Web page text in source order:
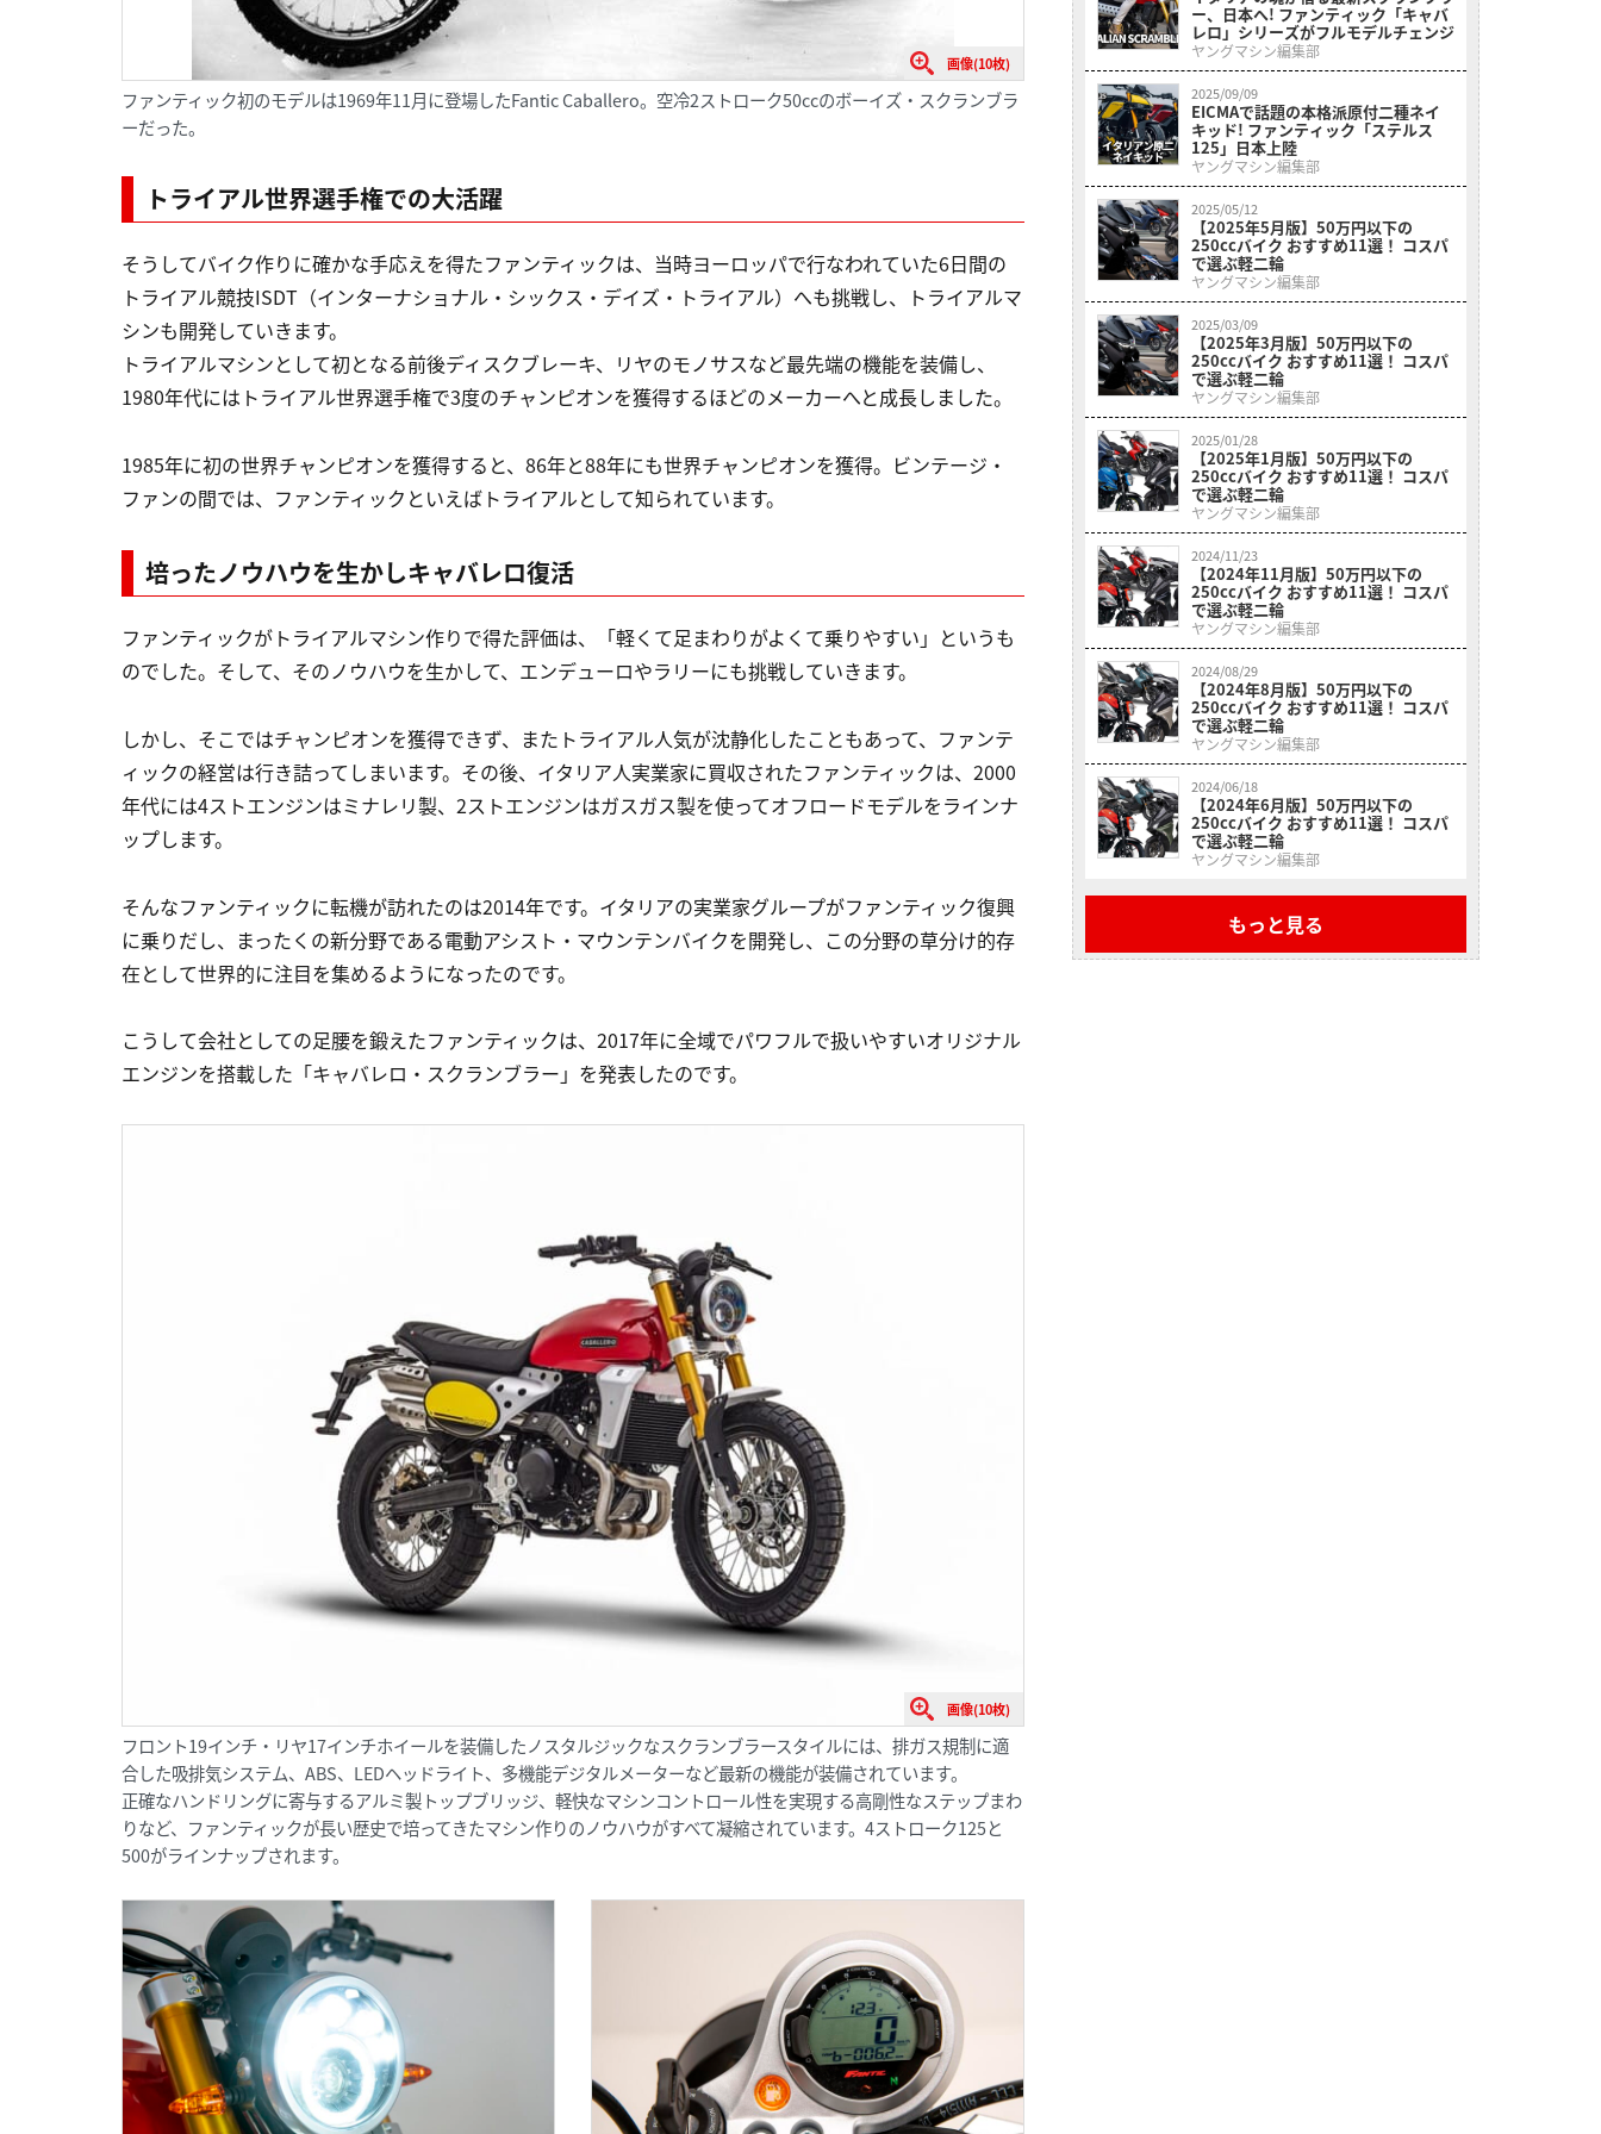
画像(10枚)
ファンティック初のモデルは1969年11月に登場したFantic Caballero。空冷2ストローク50ccのボーイズ・スクランブラ
ーだった。
トライアル世界選手権での大活躍
そうしてバイク作りに確かな手応えを得たファンティックは、当時ヨーロッパで行なわれていた6日間の
トライアル競技ISDT（インターナショナル・シックス・デイズ・トライアル）へも挑戦し、トライアルマ
シンも開発していきます。
トライアルマシンとして初となる前後ディスクブレーキ、リヤのモノサスなど最先端の機能を装備し、
1980年代にはトライアル世界選手権で3度のチャンピオンを獲得するほどのメーカーへと成長しました。
1985年に初の世界チャンピオンを獲得すると、86年と88年にも世界チャンピオンを獲得。ビンテージ・
ファンの間では、ファンティックといえばトライアルとして知られています。
培ったノウハウを生かしキャバレロ復活
ファンティックがトライアルマシン作りで得た評価は、「軽くて足まわりがよくて乗りやすい」というも
のでした。そして、そのノウハウを生かして、エンデューロやラリーにも挑戦していきます。
しかし、そこではチャンピオンを獲得できず、またトライアル人気が沈静化したこともあって、ファンテ
ィックの経営は行き詰ってしまいます。その後、イタリア人実業家に買収されたファンティックは、2000
年代には4ストエンジンはミナレリ製、2ストエンジンはガスガス製を使ってオフロードモデルをラインナ
ップします。
そんなファンティックに転機が訪れたのは2014年です。イタリアの実業家グループがファンティック復興
に乗りだし、まったくの新分野である電動アシスト・マウンテンバイクを開発し、この分野の草分け的存
在として世界的に注目を集めるようになったのです。
こうして会社としての足腰を鍛えたファンティックは、2017年に全域でパワフルで扱いやすいオリジナル
エンジンを搭載した「キャバレロ・スクランブラー」を発表したのです。
画像(10枚)
フロント19インチ・リヤ17インチホイールを装備したノスタルジックなスクランブラースタイルには、排ガス規制に適
合した吸排気システム、ABS、LEDヘッドライト、多機能デジタルメーターなど最新の機能が装備されています。
正確なハンドリングに寄与するアルミ製トップブリッジ、軽快なマシンコントロール性を実現する高剛性なステップまわ
りなど、ファンティックが長い歴史で培ってきたマシン作りのノウハウがすべて凝縮されています。4ストローク125と
500がラインナップされます。
ー、日本へ! ファンティック「キャバ
レロ」シリーズがフルモデルチェンジ
ヤングマシン編集部
2025/09/09
EICMAで話題の本格派原付二種ネイ
キッド! ファンティック「ステルス
125」日本上陸
ヤングマシン編集部
2025/05/12
【2025年5月版】50万円以下の
250ccバイク おすすめ11選！ コスパ
で選ぶ軽二輪
ヤングマシン編集部
2025/03/09
【2025年3月版】50万円以下の
250ccバイク おすすめ11選！ コスパ
で選ぶ軽二輪
ヤングマシン編集部
2025/01/28
【2025年1月版】50万円以下の
250ccバイク おすすめ11選！ コスパ
で選ぶ軽二輪
ヤングマシン編集部
2024/11/23
【2024年11月版】50万円以下の
250ccバイク おすすめ11選！ コスパ
で選ぶ軽二輪
ヤングマシン編集部
2024/08/29
【2024年8月版】50万円以下の
250ccバイク おすすめ11選！ コスパ
で選ぶ軽二輪
ヤングマシン編集部
2024/06/18
【2024年6月版】50万円以下の
250ccバイク おすすめ11選！ コスパ
で選ぶ軽二輪
ヤングマシン編集部
もっと見る